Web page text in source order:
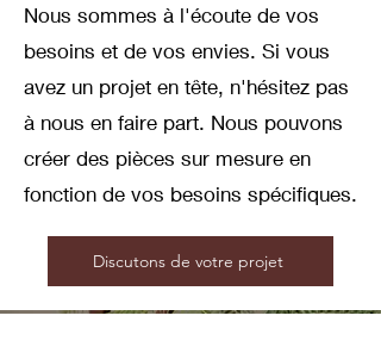
Nous sommes à l'écoute de vos
besoins et de vos envies. Si vous
avez un projet en tête, n'hésitez pas
à nous en faire part. Nous pouvons
créer des pièces sur mesure en
fonction de vos besoins spécifiques.
Discutons de votre projet